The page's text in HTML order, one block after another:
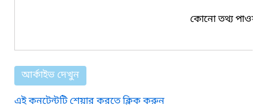
কোনো তথ্য পাওয়া
আর্কাইভ দেখুন
এই কনটেন্টটি শেয়ার করতে ক্লিক করুন